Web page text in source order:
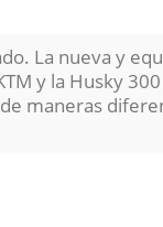
La nueva y
y la Husky
maneras